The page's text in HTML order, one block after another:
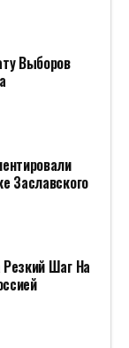
Выборов
Заславского
Шаг На